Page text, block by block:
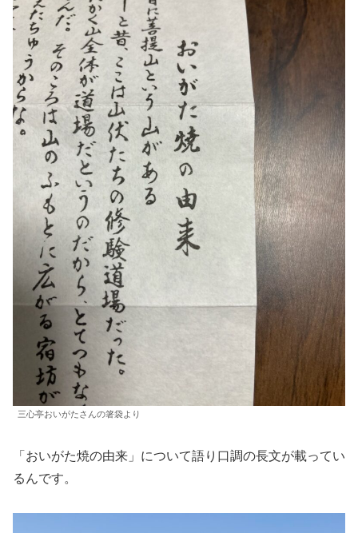
三心亭おいがたさんの箸袋より
「おいがた焼の由来」について語り口調の長文が載ってい
るんです。